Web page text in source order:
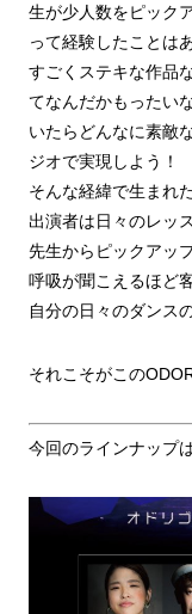
生が少人数をピック
って経験したことは
すごくステキな作品
てなんだかもったい
いたらどんなに素敵
ジオで実現しよう！
そんな経緯で生まれ
出演者は日々のレッ
先生からピックアッ
呼吸が聞こえるほど
自分の日々のダンス
それこそがこの
今回のラインナップ